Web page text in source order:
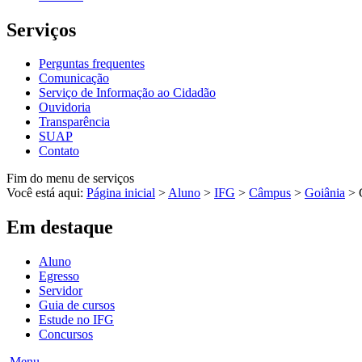
Serviços
Perguntas frequentes
Comunicação
Serviço de Informação ao Cidadão
Ouvidoria
Transparência
SUAP
Contato
Fim do menu de serviços
Você está aqui: Página inicial >Aluno > IFG > Câmpus > Goiânia >
Em destaque
Aluno
Egresso
Servidor
Guia de cursos
Estude no IFG
Concursos